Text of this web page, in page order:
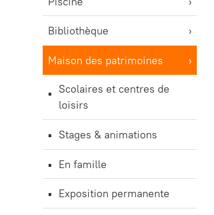
Bibliothèque
Maison des patrimoines
Scolaires et centres de
loisirs
Stages & animations
En famille
Exposition permanente